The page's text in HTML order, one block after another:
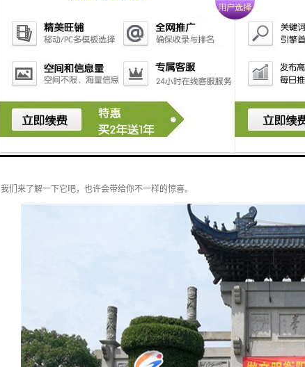
怎么区分仿真植物绿雕中哪些有抗紫外线的功能？
近几年来，仿真植物逐渐走进人们的视野，不管是室内装饰还是室外装饰，它的
我们来了解一下它吧，也许会带给你不一样的惊喜。